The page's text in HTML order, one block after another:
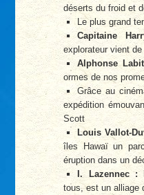
déserts du froid et
Le plus grand
Capitaine
explorateur vient de
Alphonse
ormes de nos
Grâce au
expédition
Scott
Louis Vallot-
îles Hawaï un
éruption dans un
I. Lazennec :
tous, est un alliage